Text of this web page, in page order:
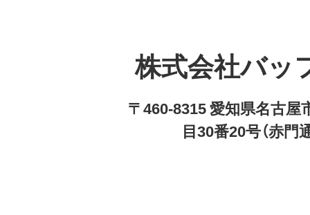
株式会社バッ
〒460-8315 愛知県名古屋
目30番20号（赤門